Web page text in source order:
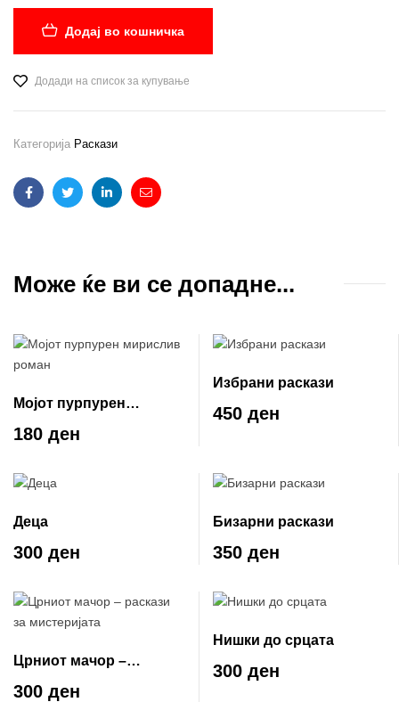
Додај во кошничка
Додади на список за купување
Категорија Раскази
FacebookTwitterLinkedinEmail
Може ќе ви се допадне...
Мојот пурпурен
мирислив роман
180 ден
Избрани раскази
450 ден
Деца
300 ден
Бизарни раскази
350 ден
Црниот мачор –
раскази за мистеријата
300 ден
Нишки до срцата
300 ден